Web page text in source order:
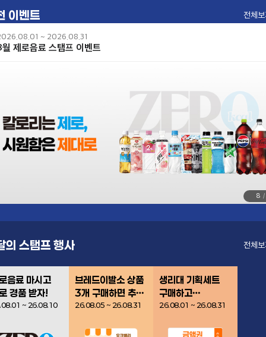
이벤트 전체
링크
~ 2026.08.31
제로음료 스탬프 이벤트
8 /
의 스탬프 행사 전체
링크
음료 마시고
경품 받자!
~ 26.08.10
브레드이발소 상품
3개 구매하면 추첨
301명 경품 증정
26.08.05 ~ 26.08.31
생리대 기획세트
구매하고
이마트24 3만원
26.08.01 ~ 26.08.31